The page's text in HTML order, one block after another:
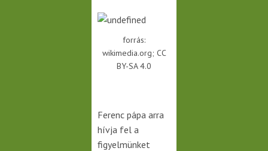
forrás:
wikimedia.org; CC
BY-SA 4.0
Ferenc pápa arra
hívja fel a
figyelmünket